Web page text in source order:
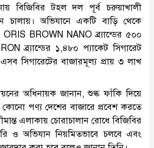
বিজিবির টহল দল পূর্ব চরুয়াখালী
চালায়। অভিযানে একটি বাড়ি থেকে
ORIS BROWN NANO ব্র্যান্ডের ৫০০
ব্র্যান্ডের ১,৪৮০ প্যাকেট সিগারেট
সিগারেটের বাজারমূল্য প্রায় ৩ লাখ
অধিনায়ক জানান, শুল্ক ফাঁকি দিয়ে
পণ্য দেশের বাজারে প্রবেশ করতে
এলাকায় চোরাচালান রোধে বিজিবির
ও অভিযান নিয়মিতভাবে চলবে এবং